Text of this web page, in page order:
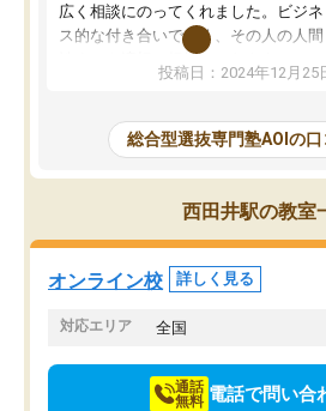
広く相談にのってくれました。ビジネ
ス的な付き合いでなく、その人の人間
性までを適切に把握し、むきあってい
るなぁと強く感じることできました。
と相談すると、他の先生も紹介してく
ださり、客観的なアドバイスもいただ
くことができました（志望理由・自己
PR等の添削において）。そして、なに
より自習室が解放されている点がよか
ったです。友達と好きな時間に自習
し、お互いを高めあえる環境がありま
投稿日：2024年12月25
総合型選抜専門塾AOIの
西田井駅の教室
オンライン校 詳しく見る
対応エリア 全国
通話
無料 電話で問い合